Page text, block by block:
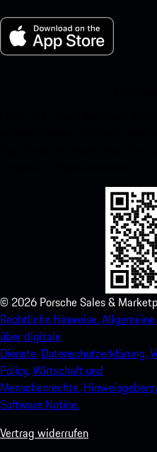
© 2026 Porsche Sales &
Rechtliche Hinweise.
über digitale
Dienste. Datenschutzerklärung.
Policy.Wirtschaft und
Menschenrechte.
Software Notice.
Vertrag widerrufen